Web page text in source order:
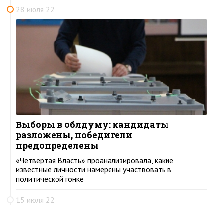
28 июля 22
Выборы в облдуму: кандидаты
разложены, победители
предопределены
«Четвертая Власть» проанализировала, какие
известные личности намерены участвовать в
политической гонке
15 июля 22